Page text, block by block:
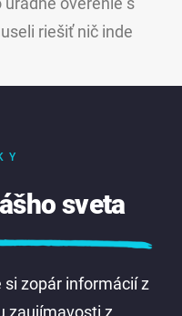
riešiť nič inde
sveta
zopár informácií z
zaujímavosti z